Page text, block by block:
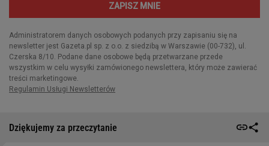
Dziękujemy za przeczytanie